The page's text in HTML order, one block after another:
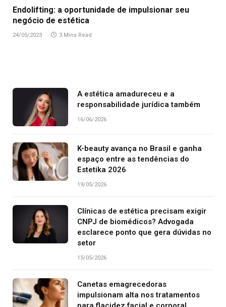
Endolifting: a oportunidade de impulsionar seu
negócio de estética
24/05/2023 3 Mins Read
A estética amadureceu e a
responsabilidade jurídica também
16/06/2026
K-beauty avança no Brasil e ganha
espaço entre as tendências do
Estetika 2026
19/05/2026
Clínicas de estética precisam exigir
CNPJ de biomédicos? Advogada
esclarece ponto que gera dúvidas no
setor
15/05/2026
Canetas emagrecedoras
impulsionam alta nos tratamentos